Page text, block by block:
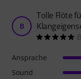
B
Tolle Flöte
Ansprache
Sound